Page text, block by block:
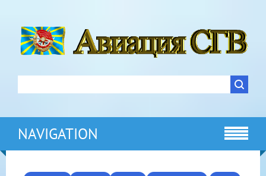
NAVIGATION